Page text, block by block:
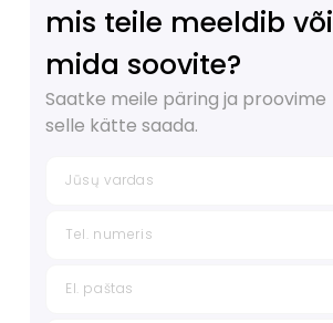
mis teile meeldib või
mida soovite?
Saatke meile päring ja proovime
selle kätte saada.